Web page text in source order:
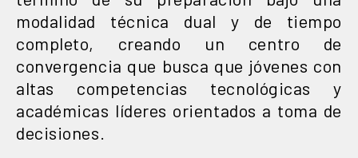
modalidad técnica dual y de tiempo
completo, creando un centro de
convergencia que busca que jóvenes con
altas competencias tecnológicas y
académicas líderes orientados a toma de
decisiones.